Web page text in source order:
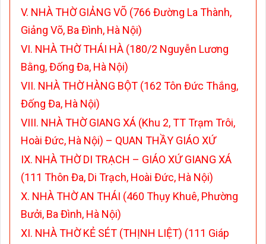
V. NHÀ THỜ GIẢNG VÕ (766 Đường La Thành,
Giảng Võ, Ba Đình, Hà Nội)
VI. NHÀ THỜ THÁI HÀ (180/2 Nguyễn Lương
Bằng, Đống Đa, Hà Nội)
VII. NHÀ THỜ HÀNG BỘT (162 Tôn Đức Thắng,
Đống Đa, Hà Nội)
VIII. NHÀ THỜ GIANG XÁ (Khu 2, TT Trạm Trôi,
Hoài Đức, Hà Nội) – QUAN THẦY GIÁO XỨ
IX. NHÀ THỜ DI TRẠCH – GIÁO XỨ GIANG XÁ
(111 Thôn Đa, Di Trạch, Hoài Đức, Hà Nội)
X. NHÀ THỜ AN THÁI (460 Thụy Khuê, Phường
Bưởi, Ba Đình, Hà Nội)
XI. NHÀ THỜ KẺ SÉT (THỊNH LIỆT) (111 Giáp